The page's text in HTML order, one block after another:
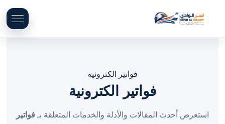
فواتير الكترونية
فواتير الكترونية
استعرض أحدث المقالات والأدلة والخدمات المتعلقة بـ فواتير